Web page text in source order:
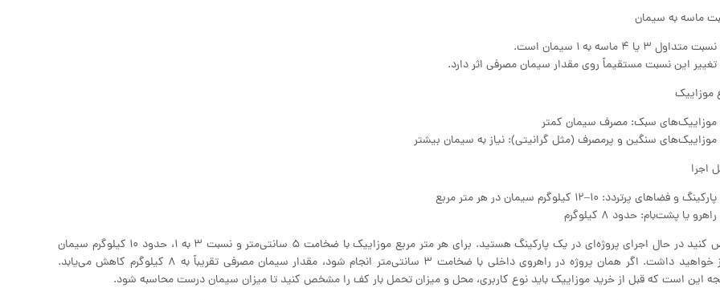
ماسه به سیمان
نسبت متداول ۳ یا ۴ ماسه به ۱ سیمان است.
تغییر این نسبت مستقیماً روی مقدار سیمان مصرفی اثر دارد.
موزاییک
موزاییک‌های سبک: مصرف سیمان کمتر
موزاییک‌های سنگین و پرمصرف (مثل گرانیتی): نیاز به سیمان بیشتر
اجرا
پارکینگ و فضاهای پرتردد: ۱۰–۱۲ کیلوگرم سیمان در هر متر مربع
راهرو یا پشت‌بام: حدود ۸ کیلوگرم
فرض کنید در حال اجرای پروژه‌ای در یک پارکینگ هستید. برای هر متر مربع موزاییک با ضخامت ۵ سانتی‌متر و نسبت ۳ به ۱، حدود ۱۰ کیلوگرم سیمان
نیاز خواهید داشت. اگر همان پروژه در راهروی داخلی با ضخامت ۳ سانتی‌متر انجام شود، مقدار سیمان مصرفی تقریباً به ۸ کیلوگرم کاهش می‌یابد.
این است که قبل از خرید موزاییک باید نوع کاربری، محل و میزان تحمل بار کف را مشخص کنید تا میزان سیمان درست محاسبه شود.